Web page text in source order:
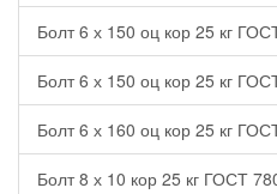
Болт 6 х 150 оц кор 25 кг
Болт 6 х 150 оц кор 25 кг
Болт 6 х 160 оц кор 25 кг
Болт 8 х 10 кор 25 кг ГОСТ